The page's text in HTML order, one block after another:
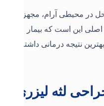
در محیطی آرام، مجهز و
این است که بیمار
نتیجه درمانی داشته
لثه لیزری